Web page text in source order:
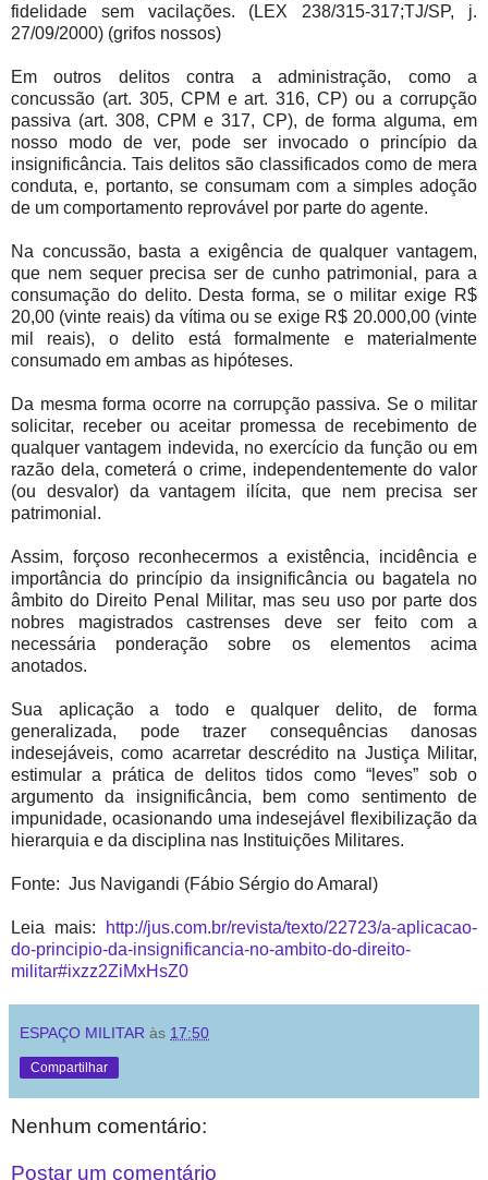
fidelidade sem vacilações. (LEX 238/315-317;TJ/SP, j.
27/09/2000) (grifos nossos)
Em outros delitos contra a administração, como a
concussão (art. 305, CPM e art. 316, CP) ou a corrupção
passiva (art. 308, CPM e 317, CP), de forma alguma, em
nosso modo de ver, pode ser invocado o princípio da
insignificância. Tais delitos são classificados como de mera
conduta, e, portanto, se consumam com a simples adoção
de um comportamento reprovável por parte do agente.
Na concussão, basta a exigência de qualquer vantagem,
que nem sequer precisa ser de cunho patrimonial, para a
consumação do delito. Desta forma, se o militar exige R$
20,00 (vinte reais) da vítima ou se exige R$ 20.000,00 (vinte
mil reais), o delito está formalmente e materialmente
consumado em ambas as hipóteses.
Da mesma forma ocorre na corrupção passiva. Se o militar
solicitar, receber ou aceitar promessa de recebimento de
qualquer vantagem indevida, no exercício da função ou em
razão dela, cometerá o crime, independentemente do valor
(ou desvalor) da vantagem ilícita, que nem precisa ser
patrimonial.
Assim, forçoso reconhecermos a existência, incidência e
importância do princípio da insignificância ou bagatela no
âmbito do Direito Penal Militar, mas seu uso por parte dos
nobres magistrados castrenses deve ser feito com a
necessária ponderação sobre os elementos acima
anotados.
Sua aplicação a todo e qualquer delito, de forma
generalizada, pode trazer consequências danosas
indesejáveis, como acarretar descrédito na Justiça Militar,
estimular a prática de delitos tidos como “leves” sob o
argumento da insignificância, bem como sentimento de
impunidade, ocasionando uma indesejável flexibilização da
hierarquia e da disciplina nas Instituições Militares.
Fonte: Jus Navigandi (Fábio Sérgio do Amaral)
Leia mais:
http://jus.com.br/revista/texto/22723/a-aplicacao-
do-principio-da-insignificancia-no-ambito-do-direito-
militar#ixzz2ZiMxHsZ0
ESPAÇO MILITAR às 17:50
Compartilhar
Nenhum comentário:
Postar um comentário